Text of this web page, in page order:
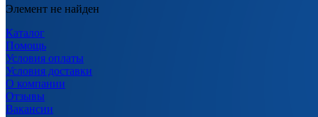
Элемент не найден
Каталог
Помощь
Условия оплаты
Условия доставки
О компании
Отзывы
Вакансии